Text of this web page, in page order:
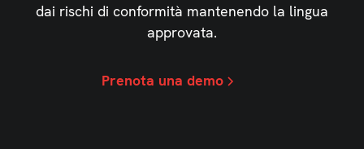
dai rischi di conformità mantenendo la lingua
approvata.
Prenota una demo